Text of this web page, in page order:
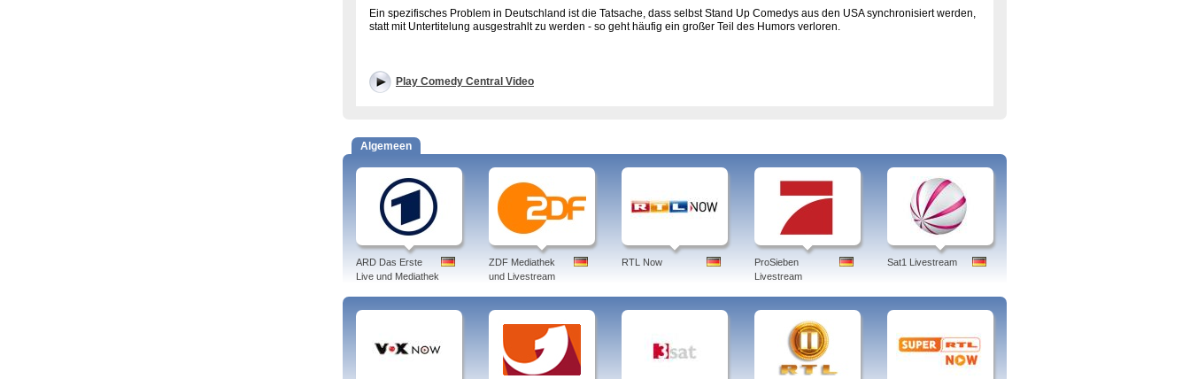
Ein spezifisches Problem in Deutschland ist die Tatsache, dass selbst Stand Up Comedys aus den USA synchronisiert werden,
statt mit Untertitelung ausgestrahlt zu werden - so geht häufig ein großer Teil des Humors verloren.
Play Comedy Central Video
Algemeen
ARD Das Erste
Live und Mediathek
ZDF Mediathek
und Livestream
RTL Now
ProSieben
Livestream
Sat1 Livestream